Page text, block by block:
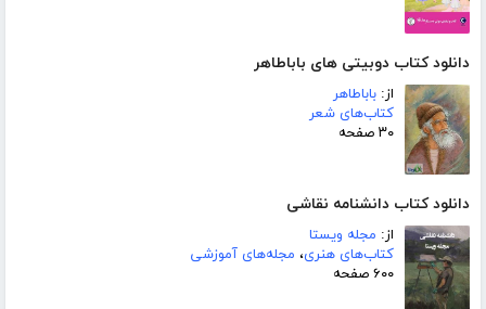
دانلود کتاب دوبیتی های باباطاهر
از: باباطاهر
کتاب‌های شعر
۳۰ صفحه
دانلود کتاب دانشنامه نقاشی
از: مجله ویستا
کتاب‌های هنری، مجله‌های آموزشی
۶۰۰ صفحه